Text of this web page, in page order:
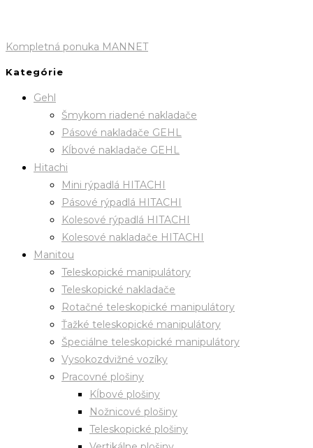
Kompletná ponuka MANNET
Kategórie
Gehl
Šmykom riadené nakladače
Pásové nakladače GEHL
Kĺbové nakladače GEHL
Hitachi
Mini rýpadlá HITACHI
Pásové rýpadlá HITACHI
Kolesové rýpadlá HITACHI
Kolesové nakladače HITACHI
Manitou
Teleskopické manipulátory
Teleskopické nakladače
Rotačné teleskopické manipulátory
Ťažké teleskopické manipulátory
Špeciálne teleskopické manipulátory
Vysokozdvižné vozíky
Pracovné plošiny
Kĺbové plošiny
Nožnicové plošiny
Teleskopické plošiny